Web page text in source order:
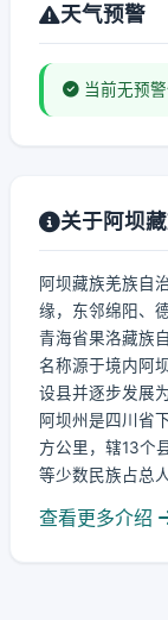
天气预警
当前无预
关于阿坝
阿坝藏族羌族自
缘，东邻绵阳、
青海省果洛藏族
名称源于境内阿
设县并逐步发展
阿坝州是四川省
方公里，辖13个
等少数民族占总
查看更多介绍